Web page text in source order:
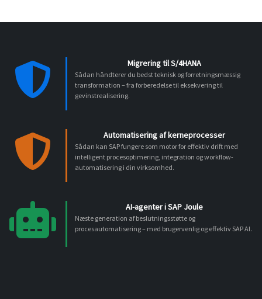
Migrering til S/4HANA
Sådan håndterer du bedst teknisk og forretningsmæssig
transformation – fra forberedelse til eksekvering til
gevinstrealisering.
Automatisering af kerneprocesser
Sådan kan SAP fungere som motor for effektiv drift med
intelligent procesoptimering, integration og workflow-
automatisering i din virksomhed.
AI-agenter i SAP Joule
Næste generation af beslutningsstøtte og
procesautomatisering – med brugervenlig og effektiv SAP AI.